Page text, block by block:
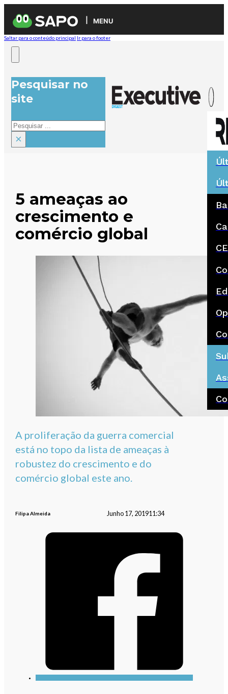
MENU
Saltar para o conteúdo principal Ir para o footer
Pesquisar no
site
Pesquisar
×
5 ameaças ao
crescimento e
comércio global
A proliferação da guerra comercial
está no topo da lista de ameaças à
robustez do crescimento e do
comércio global este ano.
Filipa Almeida Junho 17, 201911:34